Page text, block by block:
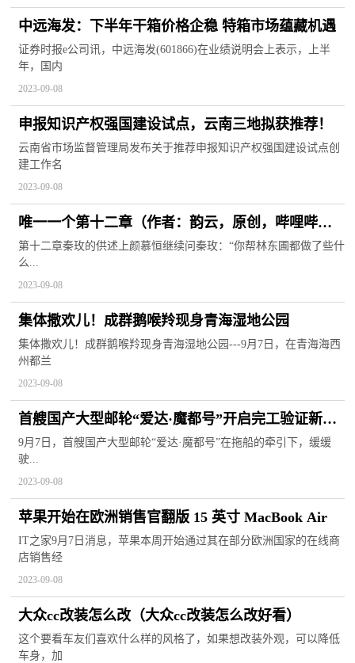
中远海发：下半年干箱价格企稳 特箱市场蕴藏机遇
证券时报e公司讯，中远海发(601866)在业绩说明会上表示，上半
年，国内
2023-09-08
申报知识产权强国建设试点，云南三地拟获推荐！
云南省市场监督管理局发布关于推荐申报知识产权强国建设试点创
建工作名
2023-09-08
唯一一个第十二章（作者：韵云，原创，哔哩哔哩
独家首发，轻推理，纯爱，长篇）
第十二章秦玫的供述上颜慕恒继续问秦玫：“你帮林东圃都做了些什
么...
2023-09-08
集体撒欢儿！成群鹅喉羚现身青海湿地公园
集体撒欢儿！成群鹅喉羚现身青海湿地公园---9月7日，在青海海西
州都兰
2023-09-08
首艘国产大型邮轮“爱达·魔都号”开启完工验证新航
程
9月7日，首艘国产大型邮轮“爱达·魔都号”在拖船的牵引下，缓缓
驶...
2023-09-08
苹果开始在欧洲销售官翻版 15 英寸 MacBook Air
IT之家9月7日消息，苹果本周开始通过其在部分欧洲国家的在线商
店销售经
2023-09-08
大众cc改装怎么改（大众cc改装怎么改好看）
这个要看车友们喜欢什么样的风格了，如果想改装外观，可以降低
车身，加